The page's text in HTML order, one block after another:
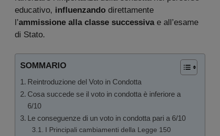
educativo, influenzando direttamente
l’ammissione alla classe successivae all’esame
di Stato.
SOMMARIO
Reintroduzione del Voto in Condotta
Cosa succede se il voto in condotta è inferiore a
6/10
Le conseguenze di un voto in condotta pari a 6/10
I Principali cambiamenti della Legge 150